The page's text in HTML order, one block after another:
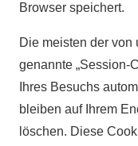
Browser speichert.
Die meisten der
genannte „Session-
Ihres Besuchs
bleiben auf Ihrem
löschen. Diese